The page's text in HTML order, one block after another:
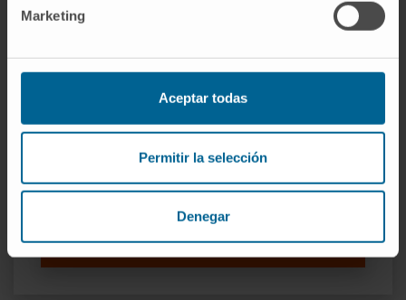
Marketing
Aceptar todas
Permitir la selección
Denegar
Inmunología Aplicada y
Traslacional
Bermejo
Ver Curriculum
Grupo de Investigación en
Inmunoterapia Traslacional